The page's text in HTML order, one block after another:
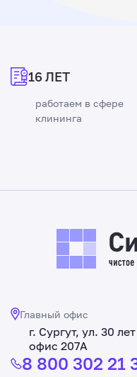
16 ЛЕТ
работаем в сфере
клининга
Главный офис
г. Сургут, ул. 30
офис 207А
8 800 302 21